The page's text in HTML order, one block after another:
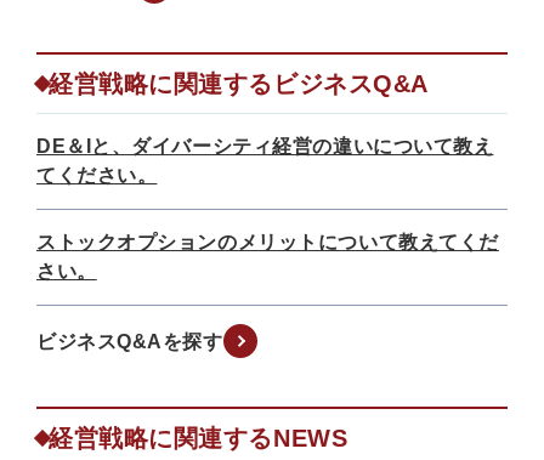
経営戦略に関連するビジネスQ&A
DE＆Iと、ダイバーシティ経営の違いについて教え
てください。
ストックオプションのメリットについて教えてくだ
さい。
ビジネスQ&Aを探す
経営戦略に関連するNEWS